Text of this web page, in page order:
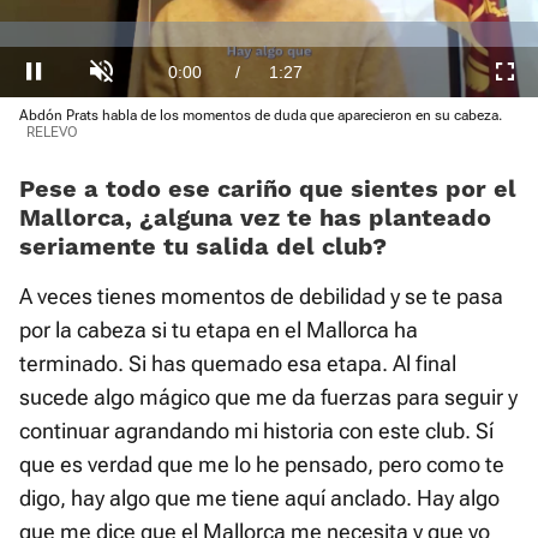
loading.
Pausa Unmute Current
Time
0:00 / Duration
1:27
:
Abdón Prats habla de los momentos de duda que aparecieron en su cabeza.
RELEVO
Pese a todo ese cariño que sientes por el
Mallorca, ¿alguna vez te has planteado
seriamente tu salida del club?
A veces tienes momentos de debilidad y se te pasa
por la cabeza si tu etapa en el Mallorca ha
terminado. Si has quemado esa etapa. Al final
sucede algo mágico que me da fuerzas para seguir y
continuar agrandando mi historia con este club. Sí
que es verdad que me lo he pensado, pero como te
digo, hay algo que me tiene aquí anclado. Hay algo
que me dice que el Mallorca me necesita y que yo